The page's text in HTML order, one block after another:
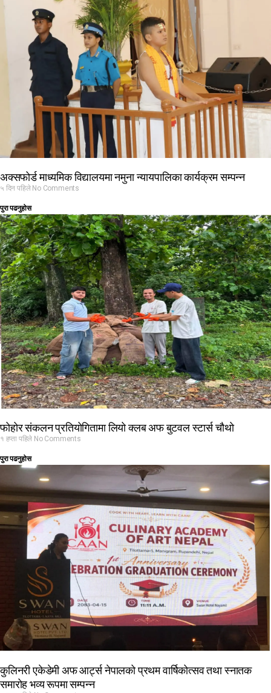
अक्सफोर्ड माध्यमिक विद्यालयमा नमुना न्यायपालिका कार्यक्रम सम्पन्न
५ दिन पहिले No Comments
पुरा पढनुहोस
फोहोर संकलन प्रतियोगितामा लियो क्लब अफ बुटवल स्टार्स चौथो
१ हप्ता पहिले No Comments
पुरा पढनुहोस
कुलिनरी एकेडेमी अफ आर्ट्स नेपालको प्रथम वार्षिकोत्सव तथा स्नातक
समारोह भव्य रूपमा सम्पन्न